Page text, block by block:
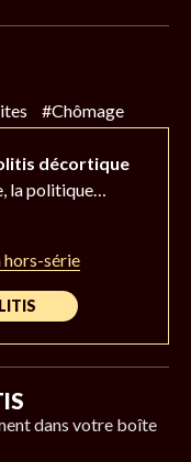
#Chômage
décortique
la politique…
hors-série
dans votre boîte